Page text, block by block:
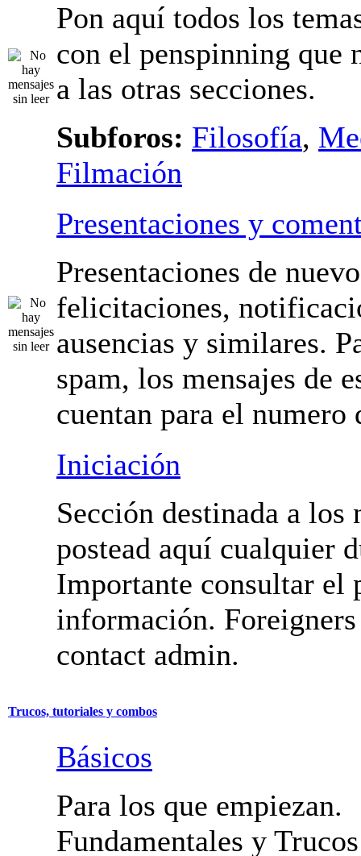
Pon aquí todos los
con el penspinning que
a las otras secciones.
Subforos: Filosofía,
Filmación
Presentaciones y
Presentaciones de
felicitaciones,
ausencias y similares.
spam, los mensajes de
cuentan para el numero
Iniciación
Sección destinada a los
postead aquí cualquier
Importante consultar el
información. Foreigners
contact admin.
Trucos, tutoriales y combos
Básicos
Para los que empiezan.
Fundamentales y